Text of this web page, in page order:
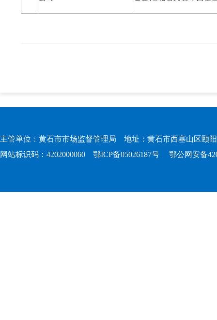
主管单位：黄石市市场监督管理局 地址：黄石市西塞山区颐
网站标识码：4202000060 鄂ICP备05026187号 鄂公网安备